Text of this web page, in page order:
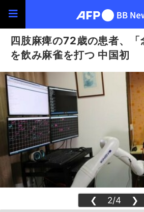
四肢麻痺の72歳の患者、「
を飲み麻雀を打つ 中国初
❮ 2/4 ❯